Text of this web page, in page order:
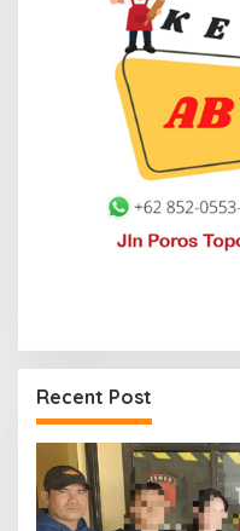
Recent Post